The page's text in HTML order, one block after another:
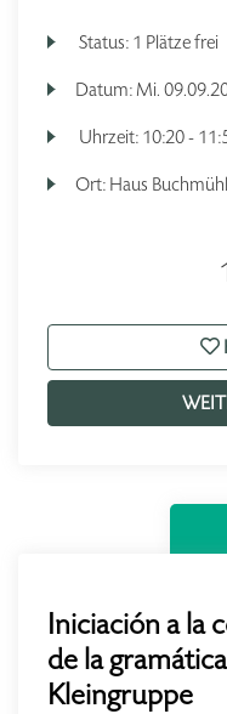
Status: 1 Plätze frei
Datum: Mi.
Uhrzeit: 10:20 -
Ort: Haus
Iniciación a la
de la
Kleingruppe